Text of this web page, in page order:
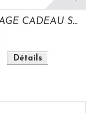
DUO OAP AVE EMBALLAGE CADEAU STICK...
Détails